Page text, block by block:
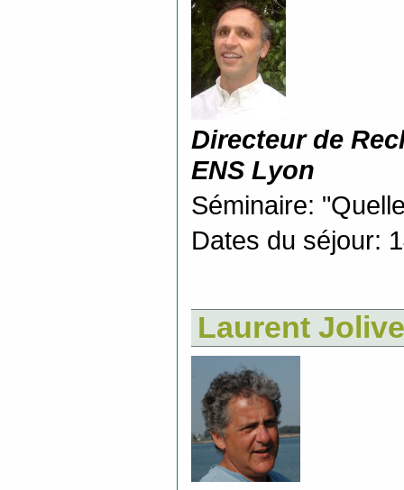
Directeur de
ENS Lyon
Séminaire:
Dates du séjour:
Laurent